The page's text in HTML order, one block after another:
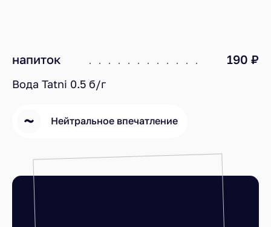
напиток 190 ₽
Вода Tatni 0.5 б/г
Нейтральное впечатление